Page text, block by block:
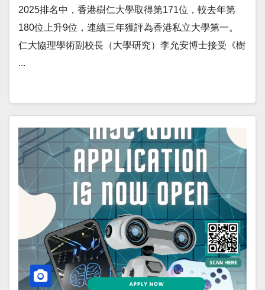
2025排名中，香港樹仁大學取得第171位，較去年第
180位上升9位，連續三年獲評為香港私立大學第一。
仁大協理學術副校長（大學研究）李允安博士接受《樹
...